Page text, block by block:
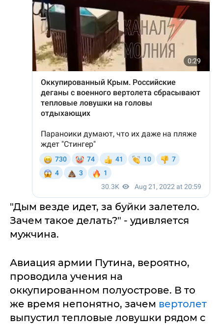
"Дым везде идет, за буйки залетело.
Зачем такое делать?" - удивляется
мужчина.
Авиация армии Путина, вероятно,
проводила учения на
оккупированном полуострове. В то
же время непонятно, зачем вертолет
выпустил тепловые ловушки рядом с